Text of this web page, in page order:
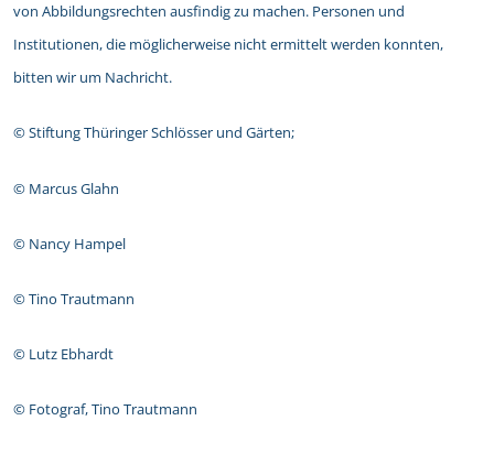
von Abbildungsrechten ausfindig zu machen. Personen und
Institutionen, die möglicherweise nicht ermittelt werden konnten,
bitten wir um Nachricht.
© Stiftung Thüringer Schlösser und Gärten;
© Marcus Glahn
© Nancy Hampel
© Tino Trautmann
© Lutz Ebhardt
© Fotograf, Tino Trautmann